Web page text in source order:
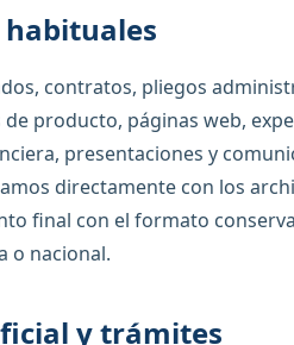
contratos, pliegos
producto, páginas web,
presentaciones y
directamente con los
final con el formato
o nacional.
y trámites